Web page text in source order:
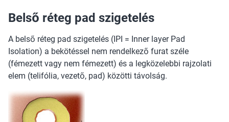
Belső réteg pad szigetelés
A belső réteg pad szigetelés (IPI = Inner layer Pad
Isolation) a bekötéssel nem rendelkező furat széle
(fémezett vagy nem fémezett) és a legközelebbi rajzolati
elem (telifólia, vezető, pad) közötti távolság.